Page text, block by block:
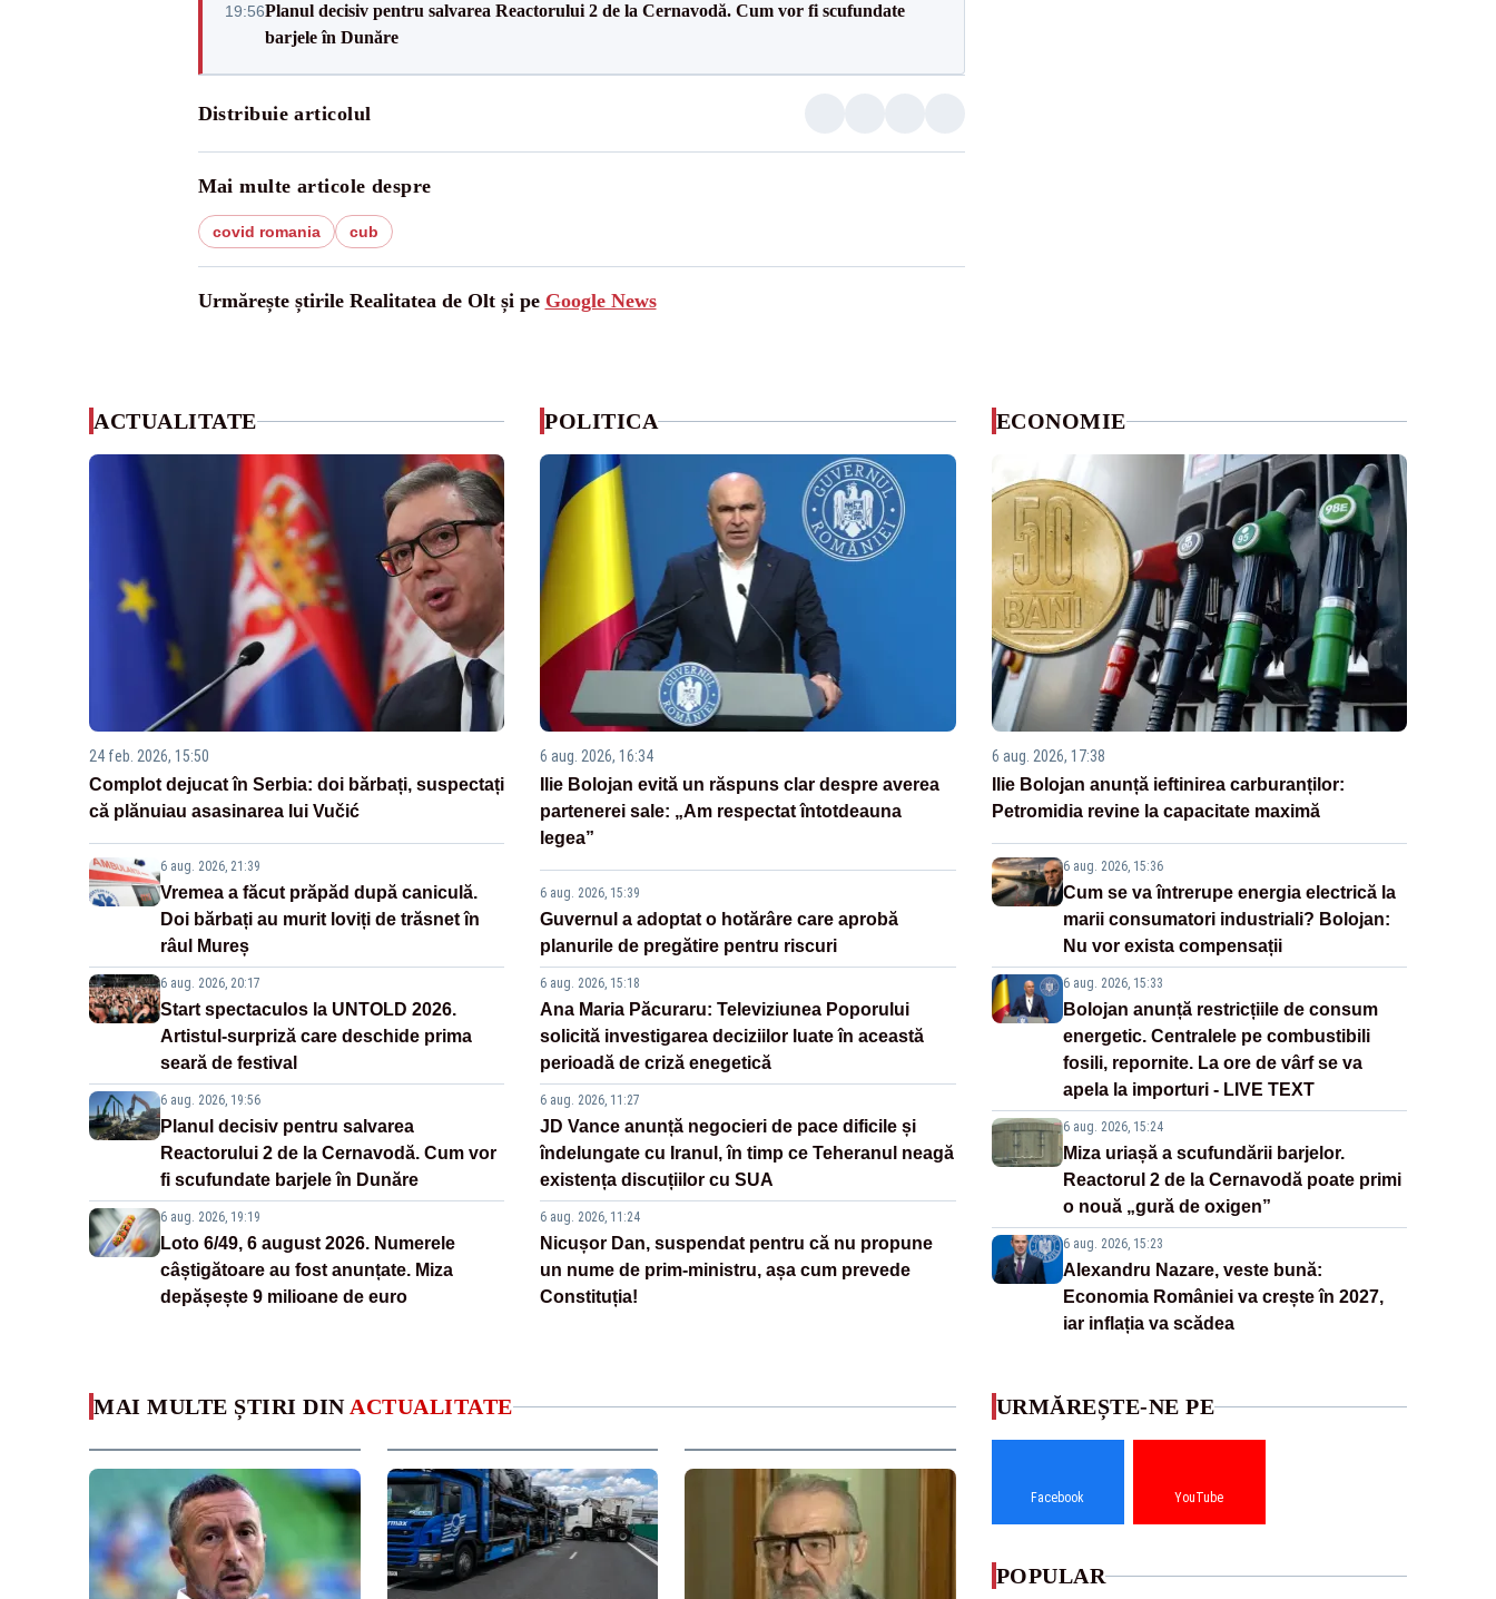
19:56Planul decisiv pentru salvarea Reactorului 2 de la Cernavodă. Cum vor fi scufundate
barjele în Dunăre
Distribuie articolul
Mai multe articole despre
covid romania cub
Urmărește știrile Realitatea de Olt și pe Google News
ACTUALITATE
24 feb. 2026, 15:50
Complot dejucat în Serbia: doi bărbați, suspectați
că plănuiau asasinarea lui Vučić
6 aug. 2026, 21:39
Vremea a făcut prăpăd după caniculă.
Doi bărbați au murit loviți de trăsnet în
râul Mureș
6 aug. 2026, 20:17
Start spectaculos la UNTOLD 2026.
Artistul-surpriză care deschide prima
seară de festival
6 aug. 2026, 19:56
Planul decisiv pentru salvarea
Reactorului 2 de la Cernavodă. Cum vor
fi scufundate barjele în Dunăre
6 aug. 2026, 19:19
Loto 6/49, 6 august 2026. Numerele
câștigătoare au fost anunțate. Miza
depășește 9 milioane de euro
POLITICA
6 aug. 2026, 16:34
Ilie Bolojan evită un răspuns clar despre averea
partenerei sale: „Am respectat întotdeauna
legea”
6 aug. 2026, 15:39
Guvernul a adoptat o hotărâre care aprobă
planurile de pregătire pentru riscuri
6 aug. 2026, 15:18
Ana Maria Păcuraru: Televiziunea Poporului
solicită investigarea deciziilor luate în această
perioadă de criză enegetică
6 aug. 2026, 11:27
JD Vance anunță negocieri de pace dificile și
îndelungate cu Iranul, în timp ce Teheranul neagă
existența discuțiilor cu SUA
6 aug. 2026, 11:24
Nicușor Dan, suspendat pentru că nu propune
un nume de prim-ministru, așa cum prevede
Constituția!
ECONOMIE
6 aug. 2026, 17:38
Ilie Bolojan anunță ieftinirea carburanților:
Petromidia revine la capacitate maximă
6 aug. 2026, 15:36
Cum se va întrerupe energia electrică la
marii consumatori industriali? Bolojan:
Nu vor exista compensații
6 aug. 2026, 15:33
Bolojan anunță restricțiile de consum
energetic. Centralele pe combustibili
fosili, repornite. La ore de vârf se va
apela la importuri - LIVE TEXT
6 aug. 2026, 15:24
Miza uriașă a scufundării barjelor.
Reactorul 2 de la Cernavodă poate primi
o nouă „gură de oxigen”
6 aug. 2026, 15:23
Alexandru Nazare, veste bună:
Economia României va crește în 2027,
iar inflația va scădea
MAI MULTE ȘTIRI DIN ACTUALITATE URMĂREȘTE-NE PE
Facebook YouTube
POPULAR